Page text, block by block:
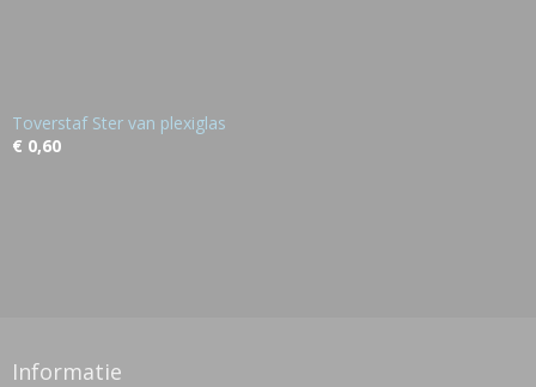
Toverstaf Ster van plexiglas
€ 0,60
Informatie